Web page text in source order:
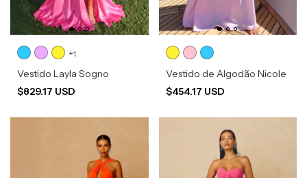
+1
Vestido Layla Sogno
$829.17 USD
Vestido de Algodão Nicole
$454.17 USD